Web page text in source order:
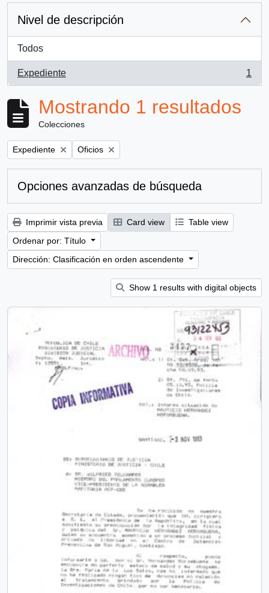
Nivel de descripción
Todos
Expediente
, 1 resultados
1
Mostrando 1 resultados
Colecciones
Remove filter:
Expediente Remove filter:
Oficios
Opciones avanzadas de búsqueda
Imprimir vista previa Card view
Table view
Ordenar por: Título
Dirección: Clasificación en orden ascendente
Show 1 results with digital objects